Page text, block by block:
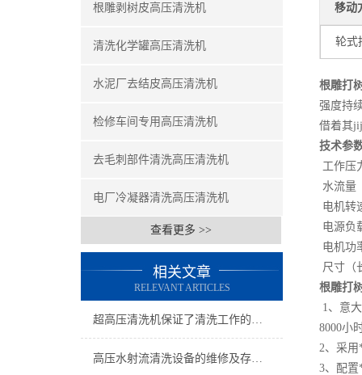
根雕剥树皮高压清洗机
清洗化学罐高压清洗机
水泥厂去结皮高压清洗机
检修车间专用高压清洗机
去毛刺部件清洗高压清洗机
电厂冷凝器清洗高压清洗机
查看更多 >>
相关文章
RELEVANT ARTICLES
超高压清洗机保证了清洗工作的顺利进行
高压水射流清洗设备的维修及存放方式不可大意
移动
轮式
根雕打
强度持
借着其
技术参
工
水
电
电源
电
尺寸
根雕打
1、意
8000小
2、采
3、配